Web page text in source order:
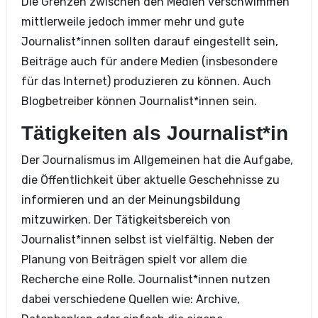
mittlerweile jedoch immer mehr und gute
Journalist*innen sollten darauf eingestellt sein,
Beiträge auch für andere Medien (insbesondere
für das Internet) produzieren zu können. Auch
Blogbetreiber können Journalist*innen sein.
Tätigkeiten als Journalist*in
Der Journalismus im Allgemeinen hat die Aufgabe,
die Öffentlichkeit über aktuelle Geschehnisse zu
informieren und an der Meinungsbildung
mitzuwirken. Der Tätigkeitsbereich von
Journalist*innen selbst ist vielfältig. Neben der
Planung von Beiträgen spielt vor allem die
Recherche eine Rolle. Journalist*innen nutzen
dabei verschiedene Quellen wie: Archive,